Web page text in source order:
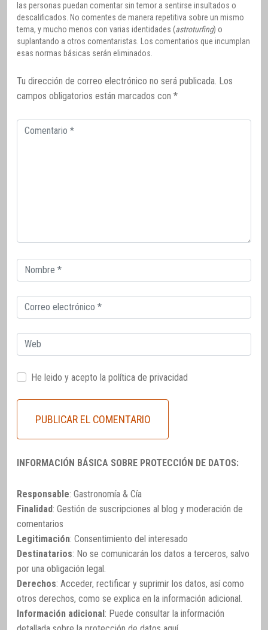
las personas puedan comentar sin temor a sentirse insultados o
descalificados. No comentes de manera repetitiva sobre un mismo
tema, y mucho menos con varias identidades (astroturfing) o
suplantando a otros comentaristas. Los comentarios que incumplan
esas normas básicas serán eliminados.
Tu dirección de correo electrónico no será publicada. Los
campos obligatorios están marcados con *
Comentario
Correo
electrónico
Correo
electrónico
Web
He leido y acepto la política de privacidad
INFORMACIÓN BÁSICA SOBRE PROTECCIÓN DE DATOS:
Responsable: Gastronomía & Cía
Finalidad: Gestión de suscripciones al blog y moderación de
comentarios
Legitimación: Consentimiento del interesado
Destinatarios: No se comunicarán los datos a terceros, salvo
por una obligación legal.
Derechos: Acceder, rectificar y suprimir los datos, así como
otros derechos, como se explica en la información adicional.
Información adicional : Puede consultar la información